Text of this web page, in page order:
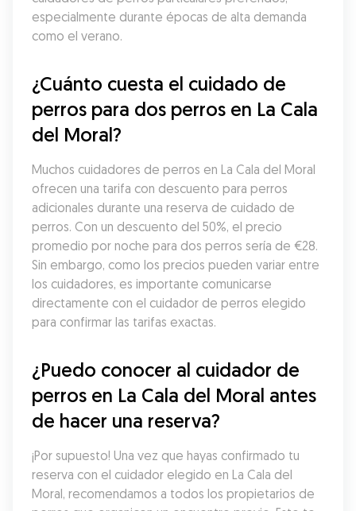
especialmente durante épocas de alta demanda
como el verano.
¿Cuánto cuesta el cuidado de
perros para dos perros en La Cala
del Moral?
Muchos cuidadores de perros en La Cala del Moral
ofrecen una tarifa con descuento para perros
adicionales durante una reserva de cuidado de
perros. Con un descuento del 50%, el precio
promedio por noche para dos perros sería de €28.
Sin embargo, como los precios pueden variar entre
los cuidadores, es importante comunicarse
directamente con el cuidador de perros elegido
para confirmar las tarifas exactas.
¿Puedo conocer al cuidador de
perros en La Cala del Moral antes
de hacer una reserva?
¡Por supuesto! Una vez que hayas confirmado tu
reserva con el cuidador elegido en La Cala del
Moral, recomendamos a todos los propietarios de